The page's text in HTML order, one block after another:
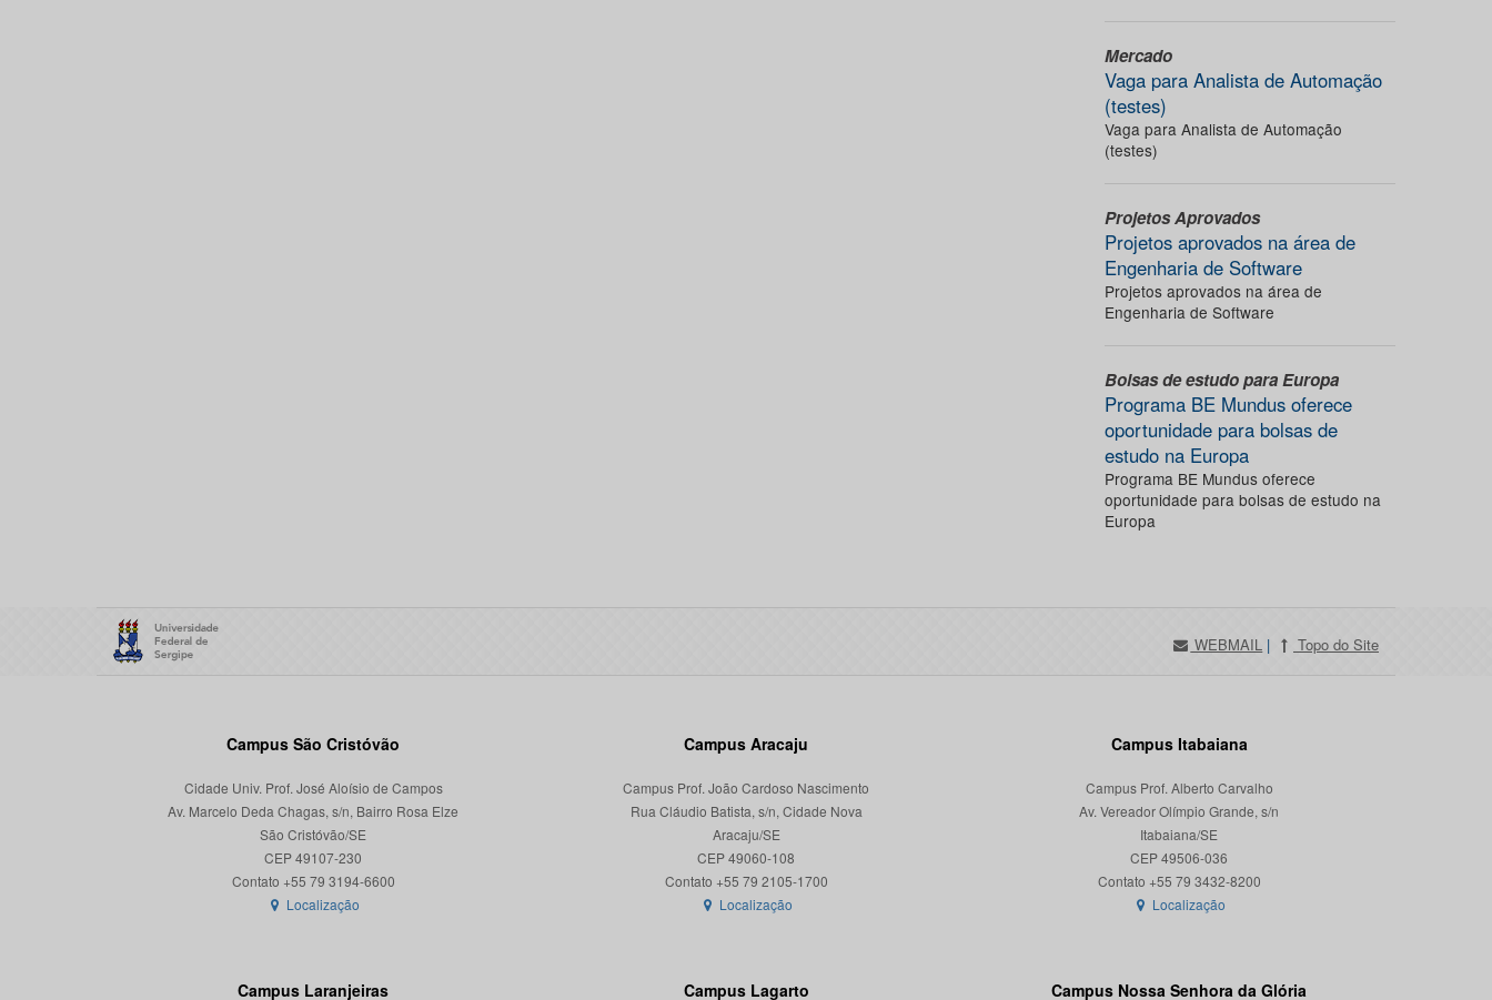
Mercado
Vaga para Analista de Automação
(testes)
Vaga para Analista de Automação
(testes)
Projetos Aprovados
Projetos aprovados na área de
Engenharia de Software
Projetos aprovados na área de
Engenharia de Software
Bolsas de estudo para Europa
Programa BE Mundus oferece
oportunidade para bolsas de
estudo na Europa
Programa BE Mundus oferece
oportunidade para bolsas de estudo na
Europa
WEBMAIL | Topo do Site
Campus São Cristóvão
Cidade Univ. Prof. José Aloísio de Campos
Av. Marcelo Deda Chagas, s/n, Bairro Rosa Elze
São Cristóvão/SE
CEP 49107-230
Localização
Campus Aracaju
Campus Prof. João Cardoso Nascimento
Rua Cláudio Batista, s/n, Cidade Nova
Aracaju/SE
CEP 49060-108
Localização
Campus Itabaiana
Campus Prof. Alberto Carvalho
Av. Vereador Olímpio Grande, s/n
Itabaiana/SE
CEP 49506-036
Localização
Campus Laranjeiras Campus Lagarto Campus Nossa Senhora da Glória